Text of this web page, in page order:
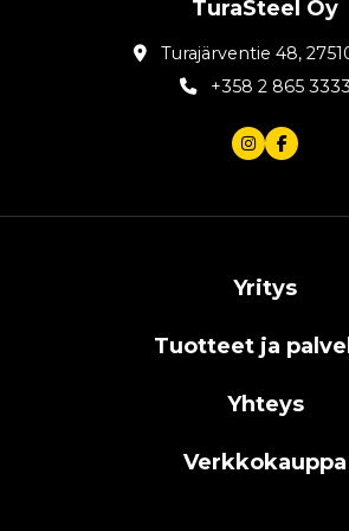
TuraSteel Oy
Turajärventie 48,
+358 2 865 3333
Yritys
Tuotteet ja
Yhteys
Verkkokauppa